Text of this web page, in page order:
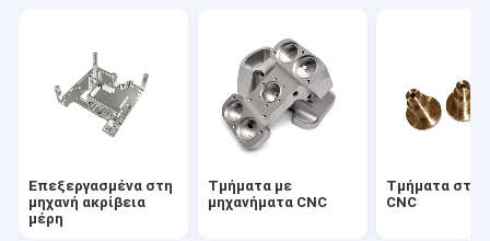
Αποφευγμένο πτερύγιο Heatsink
Θερμοαποχέτευση ψυγείου
επί παραγγελία ελατήρια
Επεξεργασμένα στη
μηχανή ακρίβεια
μέρη
Τμήματα με
μηχανήματα CNC
Τμήματα
CNC